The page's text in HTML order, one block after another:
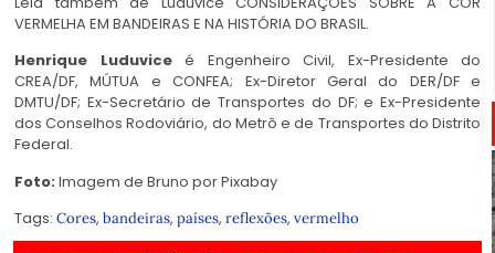
VERMELHA EM BANDEIRAS E NA HISTÓRIA DO BRASIL.
Henrique Luduviceé Engenheiro Civil, Ex-Presidente do
CREA/DF, MÚTUA e CONFEA; Ex-Diretor Geral do DER/DF e
DMTU/DF; Ex-Secretário de Transportes do DF; e Ex-Presidente
dos Conselhos Rodoviário, do Metrô e de Transportes do Distrito
Federal.
Foto: Imagem de Bruno porPixabay
Tags: Cores, bandeiras, países, reflexões, vermelho